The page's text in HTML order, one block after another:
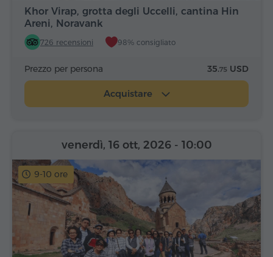
Khor Virap, grotta degli Uccelli, cantina Hin
Areni, Noravank
726 recensioni 98% consigliato
Prezzo per persona 35.75 USD
Acquistare
9-10 ore
venerdì, 16 ott, 2026 - 10:00